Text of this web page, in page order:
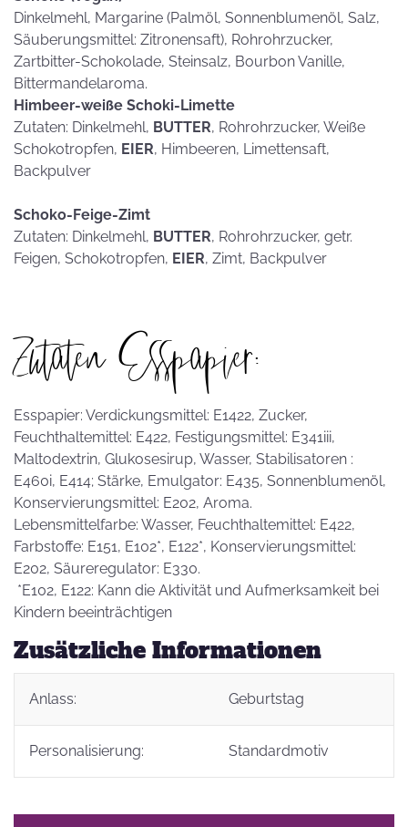
Dinkelmehl, Margarine (Palmöl, Sonnenblumenöl, Salz,
Säuberungsmittel: Zitronensaft), Rohrohrzucker,
Zartbitter-Schokolade, Steinsalz, Bourbon Vanille,
Bittermandelaroma.
Himbeer-weiße Schoki-Limette
Zutaten: Dinkelmehl, BUTTER, Rohrohrzucker, Weiße
Schokotropfen, EIER, Himbeeren, Limettensaft,
Backpulver
Schoko-Feige-Zimt
Zutaten: Dinkelmehl, BUTTER, Rohrohrzucker, getr.
Feigen, Schokotropfen, EIER, Zimt, Backpulver
Zutaten Esspapier:
Esspapier: Verdickungsmittel: E1422, Zucker,
Feuchthaltemittel: E422, Festigungsmittel: E341iii,
Maltodextrin, Glukosesirup, Wasser, Stabilisatoren :
E460i, E414; Stärke, Emulgator: E435, Sonnenblumenöl,
Konservierungsmittel: E202, Aroma.
Lebensmittelfarbe: Wasser, Feuchthaltemittel: E422,
Farbstoffe: E151, E102*, E122*, Konservierungsmittel:
E202, Säureregulator: E330.
*E102, E122: Kann die Aktivität und Aufmerksamkeit bei
Kindern beeinträchtigen
Zusätzliche Informationen
Anlass: Geburtstag
Personalisierung: Standardmotiv